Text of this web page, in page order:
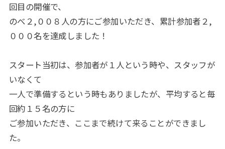
回目の開催で、
のべ２,００８人の方にご参加いただき、累計参加者２,
０００名を達成しました！
スタート当初は、参加者が１人という時や、スタッフが
いなくて
一人で準備するという時もありましたが、平均すると毎
回約１５名の方に
ご参加いただき、ここまで続けて来ることができまし
た。